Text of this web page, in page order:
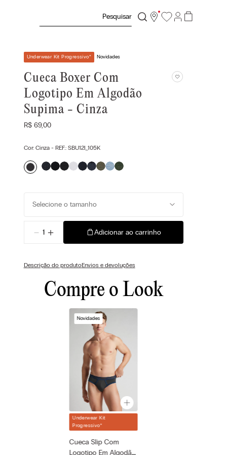
Underwear Kit Progressivo* Novidades
Cueca Boxer Com
Logotipo Em Algodão
Supima - Cinza
R$ 69,00
Cor: Cinza- REF.: SBU12I_105K
Selecione o tamanho
＋
－ Adicionar ao carrinho
Descrição do produtoEnvios e devoluções
Compre o Look
Cor selecionada
Cinza - 105k -
Dark Grey/Blu
Marin
Novidades
Underwear Kit
Progressivo*
Cueca Slip Com
Logotipo Em Algodão